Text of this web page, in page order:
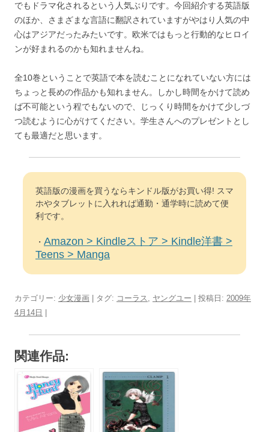
でもドラマ化されるという人気ぶりです。今回紹介する英語版
のほか、さまざまな言語に翻訳されていますがやはり人気の中
心はアジアだったみたいです。欧米ではもっと行動的なヒロイ
ンが好まれるのかも知れませんね。
全10巻ということで英語で本を読むことになれていない方には
ちょっと長めの作品かも知れません。しかし時間をかけて読め
ば不可能という程でもないので、じっくり時間をかけて少しづ
つ読むように心がけてください。学生さんへのプレゼントとし
ても最適だと思います。
英語版の漫画を買うならキンドル版がお買い得! スマ
ホやタブレットに入れれば通勤・通学時に読めて便
利です。
・ Amazon > Kindleストア > Kindle洋書 >
Teens > Manga
カテゴリー: 少女漫画 | タグ: コーラス , ヤングユー | 投稿日: 2009年
4月14日
関連作品: